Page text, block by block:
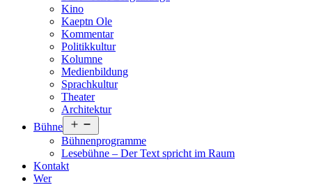
Kino
Kaeptn Ole
Kommentar
Politikkultur
Kolumne
Medienbildung
Sprachkultur
Theater
Architektur
Bühne
öffnen
Bühnenprogramme
Lesebühne – Der Text spricht im Raum
Kontakt
Wer